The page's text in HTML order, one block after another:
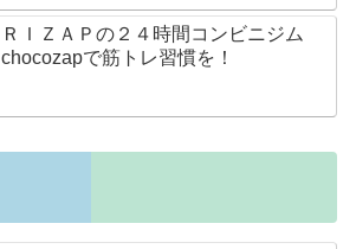
ＲＩＺＡＰの２４時間コンビニジム
chocozapで筋トレ習慣を！